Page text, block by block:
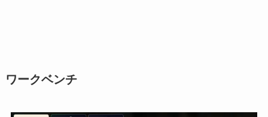
ワークベンチ